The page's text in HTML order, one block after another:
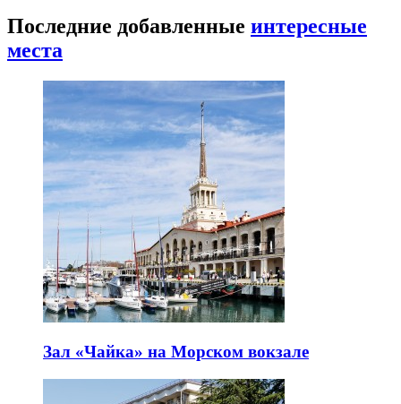
Последние добавленные интересные
места
Зал «Чайка» на Морском вокзале